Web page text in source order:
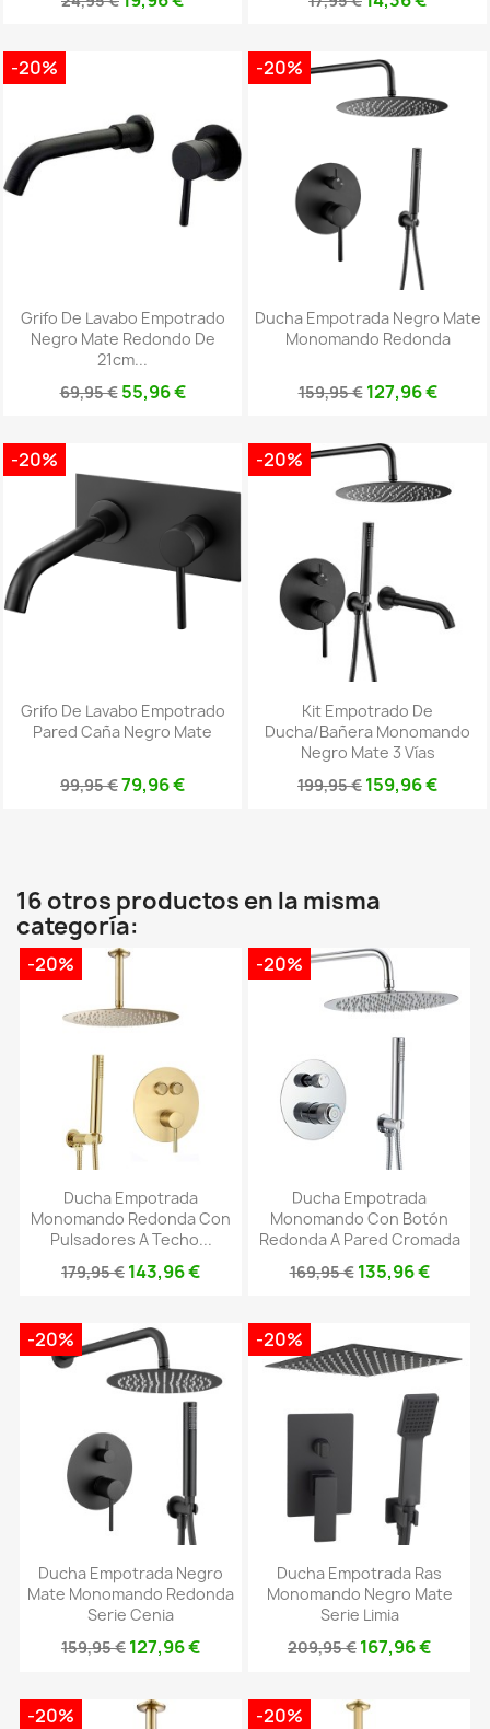
Grifo De Lavabo Empotrado
Negro Mate Redondo De
21cm...
69,95 € 55,96 €
-20%
Ducha Empotrada Negro Mate
Monomando Redonda
159,95 € 127,96 €
-20%
Grifo De Lavabo Empotrado
Pared Caña Negro Mate
99,95 €79,96 €
-20%
Kit Empotrado De
Ducha/bañera Monomando
Negro Mate 3 Vías
199,95 € 159,96 €
-20%
16 otros productos en la misma
categoría:
Ducha Empotrada
Monomando Redonda Con
Pulsadores A Techo...
179,95 € 143,96 €
-20%
Ducha Empotrada
Monomando Con Botón
Redonda A Pared Cromada
169,95 € 135,96 €
-20%
Ducha Empotrada Negro
Mate Monomando Redonda
Serie Cenia
159,95 € 127,96 €
-20%
Ducha Empotrada Ras
Monomando Negro Mate
Serie Limia
209,95 € 167,96 €
-20%
-20% -20%